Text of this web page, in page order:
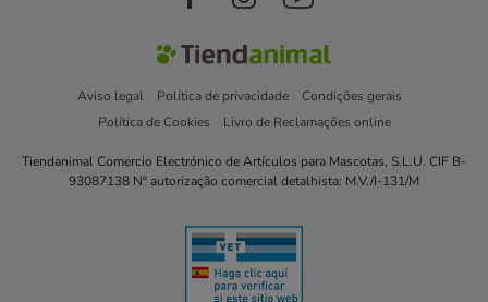
Aviso legal Política de privacidade
Condições gerais
Política de Cookies
Livro de Reclamações online
Tiendanimal Comercio Electrónico de Artículos para Mascotas, S.L.U. CIF B-
93087138 Nº autorização comercial detalhista: M.V./I-131/M